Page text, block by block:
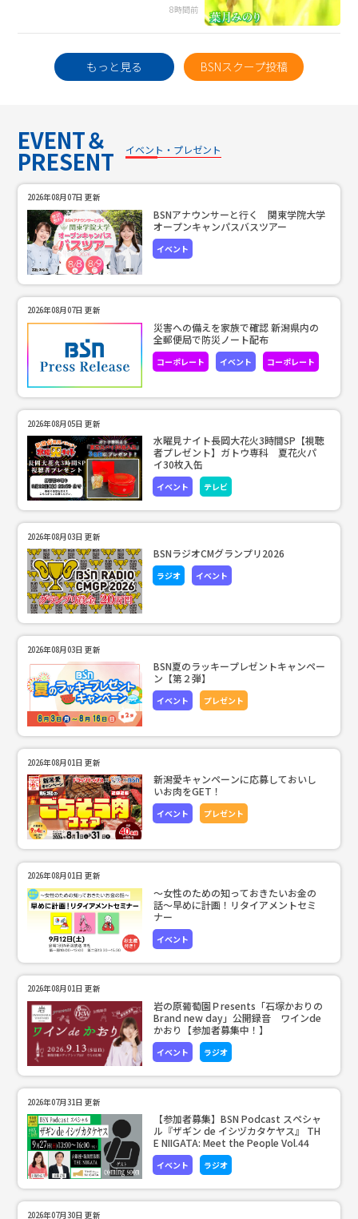
8時間前
もっと見る BSNスクープ投稿
EVENT＆
PRESENT イベント・プレゼント
BSNアナウンサーと行く 関東学院大学
オープンキャンパスバスツアー
イベント
2026年08月07日 更新
災害への備えを家族で確認 新潟県内の
全郵便局で防災ノート配布
コーポレート イベント コーポレート
2026年08月07日 更新
水曜見ナイト長岡大花火3時間SP【視聴
者プレゼント】ガトウ専科 夏花火パ
イ30枚入缶
イベント テレビ
2026年08月05日 更新
BSNラジオCMグランプリ2026
ラジオ イベント
2026年08月03日 更新
BSN夏のラッキープレゼントキャンペー
ン【第２弾】
イベント プレゼント
2026年08月03日 更新
新潟愛キャンペーンに応募しておいし
いお肉をGET！
イベント プレゼント
2026年08月01日 更新
～女性のための知っておきたいお金の
話～早めに計画！リタイアメントセミ
ナー
イベント
2026年08月01日 更新
岩の原葡萄園Ｐresents「石塚かおりの
Brand new day」公開録音 ワインde
かおり【参加者募集中！】
イベント ラジオ
2026年08月01日 更新
【参加者募集】BSN Podcast スペシャ
ル『ザギン de イシヅカタケヤス』 TH
E NIIGATA: Meet the People Vol.44
イベント ラジオ
2026年07月31日 更新
2026年07月30日 更新